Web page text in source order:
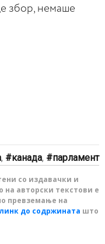
збор, немаше
, канада, парламент
со издавачки и
авторски текстови е
превземање на
до содржината што